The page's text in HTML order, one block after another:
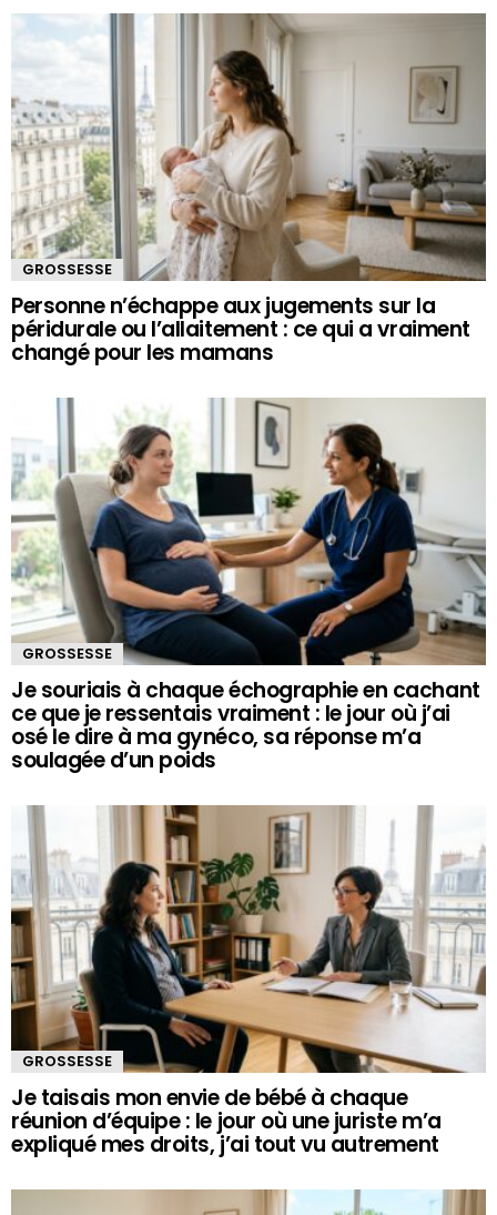
GROSSESSE
Personne n’échappe aux jugements sur la
péridurale ou l’allaitement : ce qui a vraiment
changé pour les mamans
GROSSESSE
Je souriais à chaque échographie en cachant
ce que je ressentais vraiment : le jour où j’ai
osé le dire à ma gynéco, sa réponse m’a
soulagée d’un poids
GROSSESSE
Je taisais mon envie de bébé à chaque
réunion d’équipe : le jour où une juriste m’a
expliqué mes droits, j’ai tout vu autrement